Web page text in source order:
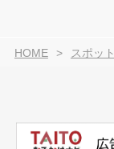
HOME スポット